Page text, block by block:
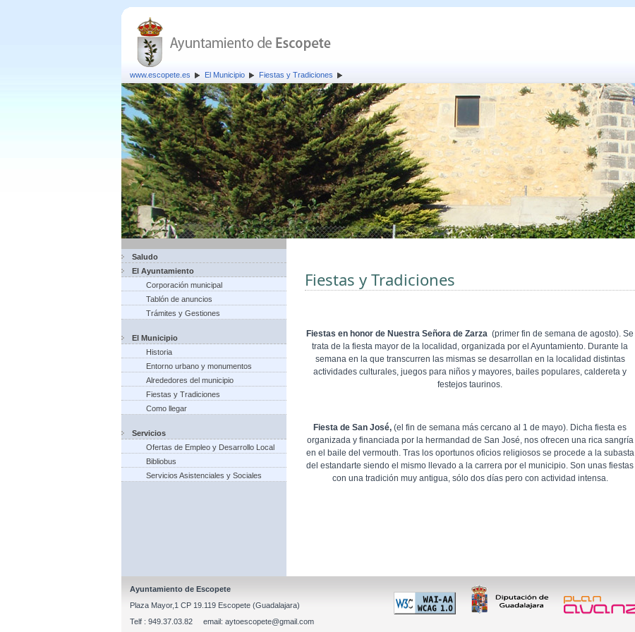
www.escopete.es El Municipio Fiestas y Tradiciones
Saludo
El Ayuntamiento
Corporación municipal
Tablón de anuncios
Trámites y Gestiones
El Municipio
Historia
Entorno urbano y monumentos
Alrededores del municipio
Fiestas y Tradiciones
Como llegar
Servicios
Ofertas de Empleo y Desarrollo Local
Bibliobus
Servicios Asistenciales y Sociales
Fiestas y Tradiciones
Fiestas en honor de Nuestra Señora de Zarza (primer fin de semana de agosto). Se
trata de la fiesta mayor de la localidad, organizada por el Ayuntamiento. Durante la
semana en la que transcurren las mismas se desarrollan en la localidad distintas
actividades culturales, juegos para niños y mayores, bailes populares, caldereta y
festejos taurinos.
Fiesta de San José, (el fin de semana más cercano al 1 de mayo). Dicha fiesta es
organizada y financiada por la hermandad de San José, nos ofrecen una rica sangría
en el baile del vermouth. Tras los oportunos oficios religiosos se procede a la subasta
del estandarte siendo el mismo llevado a la carrera por el municipio. Son unas fiestas
con una tradición muy antigua, sólo dos días pero con actividad intensa.
Ayuntamiento de Escopete
Plaza Mayor,1 CP 19.119 Escopete (Guadalajara)
Telf : 949.37.03.82 email: aytoescopete@gmail.com